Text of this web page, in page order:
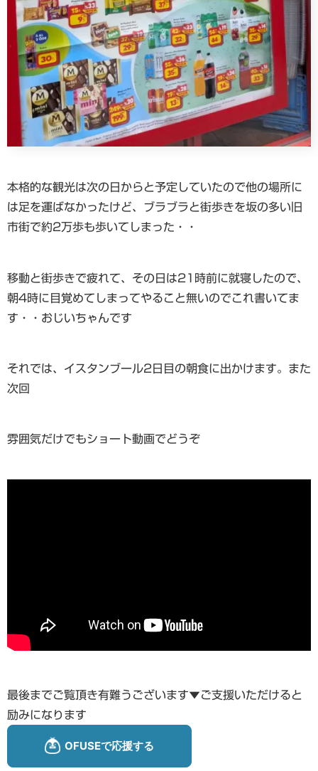
本格的な観光は次の日からと予定していたので他の場所に
は足を運ばなかったけど、ブラブラと街歩きを坂の多い旧
市街で約2万歩も歩いてしまった・・
移動と街歩きで疲れて、その日は21時前に就寝したので、
朝4時に目覚めてしまってやること無いのでこれ書いてま
す・・おじいちゃんです
それでは、イスタンブール2日目の朝食に出かけます。また
次回
雰囲気だけでもショート動画でどうぞ
最後までご覧頂き有難うございます▼ご支援いただけると
励みになります